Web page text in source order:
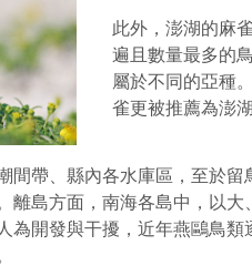
此外，澎湖的麻
遍且數量最多的
屬於不同的亞種
雀更被推薦為澎
間帶、縣內各水庫區，至於
離島方面，南海各島中，以
為開發與干擾，近年燕鷗鳥